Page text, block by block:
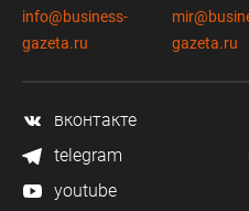
info@business-
gazeta.ru
gazeta.ru
вконтакте
telegram
youtube